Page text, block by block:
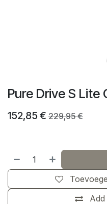
Pure Drive S Lite
152,85 € 229,95€